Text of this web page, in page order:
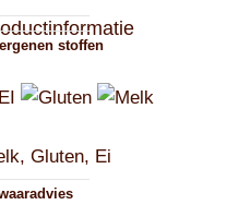
stoffen
Gluten, Ei